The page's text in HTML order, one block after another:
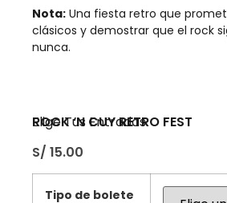
Nota: Una fiesta retro que
clásicos y demostrar que el rock
nunca.
ROCK ‘N CUY RETRO FEST
Elige Tus Entradas
S/ 15.00
Tipo de bolete